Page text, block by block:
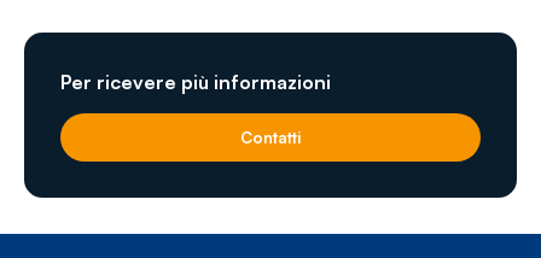
Per ricevere più informazioni
Contatti